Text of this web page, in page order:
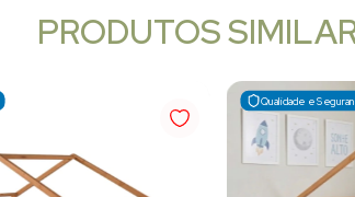
PRODUTOS
Qualidade e